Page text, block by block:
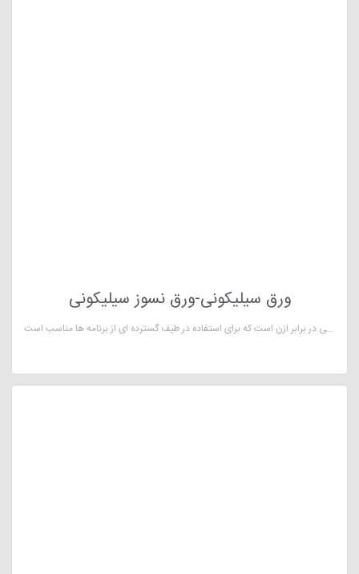
ورق سیلیکونی-ورق نسوز سیلیکونی
ورق سیلیکونی یک نوع لاستیک تمیز و بدون بو بوده که جر لاستیک های سبز می باشد و ورقی مقرون به صرفه است. به دلیل سهولت ساخت و شکل دهی که این مواد ارائه می دهند؛معمولاً در صنعت استفاده می شود. روکش لاستیکی سیلیکون محدوده دمای کاری عالی را از -60 تا 225 درجه سانتی گراد ارائه می دهد. همچنین دارای مقاومت عالی در برابر ازن است که برای استفاده در طیف گسترده ای از برنامه ها مناسب است.